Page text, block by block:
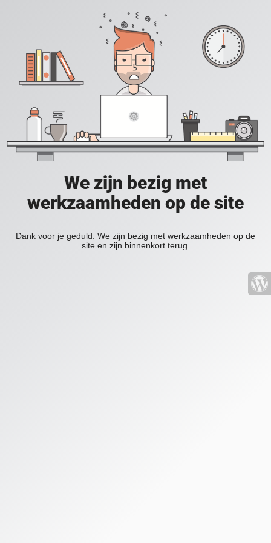
We zijn bezig met
werkzaamheden op de site
Dank voor je geduld. We zijn bezig met werkzaamheden op de
site en zijn binnenkort terug.